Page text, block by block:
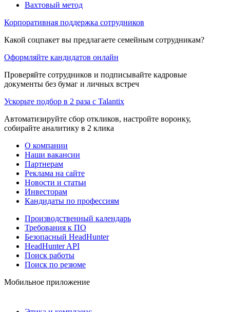
Вахтовый метод
Корпоративная поддержка сотрудников
Какой соцпакет вы предлагаете семейным сотрудникам?
Оформляйте кандидатов онлайн
Проверяйте сотрудников и подписывайте кадровые
документы без бумаг и личных встреч
Ускорьте подбор в 2 раза с Talantix
Автоматизируйте сбор откликов, настройте воронку,
собирайте аналитику в 2 клика
О компании
Наши вакансии
Партнерам
Реклама на сайте
Новости и статьи
Инвесторам
Кандидаты по профессиям
Производственный календарь
Требования к ПО
Безопасный HeadHunter
HeadHunter API
Поиск работы
Поиск по резюме
Мобильное приложение